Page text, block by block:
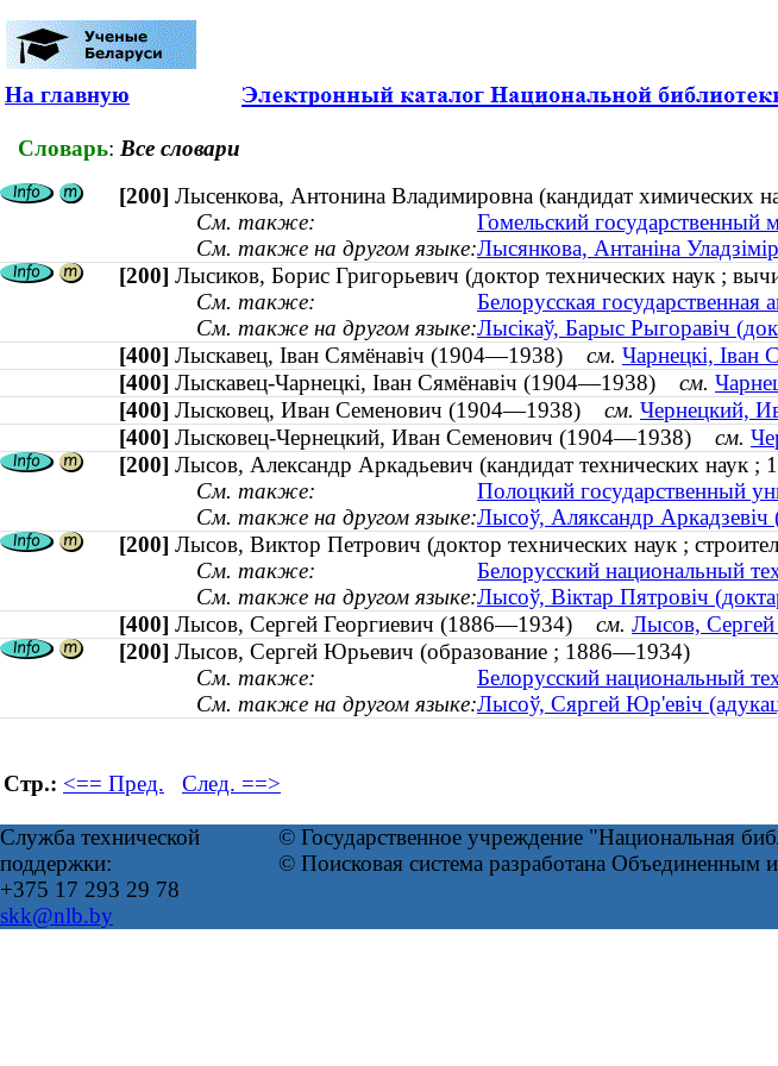
На главную
Словарь: Все словари
[200] Лысенкова, Антонина Владимировна (кандидат химических
См. также:
Гомельский государственный
См. также на другом языке:Лысянкова, Антаніна
[200] Лысиков, Борис Григорьевич (доктор технических наук ;
См. также:
Белорусская государственная
См. также на другом языке:Лысікаў, Барыс Рыгоравіч
[400] Лыскавец, Іван Сямёнавіч (1904—1938) см. Чарнецкі, Іван
[400] Лыскавец-Чарнецкі, Іван Сямёнавіч (1904—1938) см.
[400] Лысковец, Иван Семенович (1904—1938) см. Чернецкий,
[400] Лысковец-Чернецкий, Иван Семенович (1904—1938) см.
[200] Лысов, Александр Аркадьевич (кандидат технических наук
См. также:
Полоцкий государственный
См. также на другом языке:Лысоў, Аляксандр
[200] Лысов, Виктор Петрович (доктор технических наук ;
См. также:
Белорусский национальный
См. также на другом языке:Лысоў, Віктар Пятровіч
[400] Лысов, Сергей Георгиевич (1886—1934) см. Лысов,
[200] Лысов, Сергей Юрьевич (образование ; 1886—1934)
См. также:
Белорусский национальный
См. также на другом языке:Лысоў, Сяргей Юр'евіч
Стр.: <== Пред. След. ==>
Служба технической
поддержки:
+375 17 293 29 78
skk@nlb.by
© Государственное учреждение "Национальная
© Поисковая система разработана